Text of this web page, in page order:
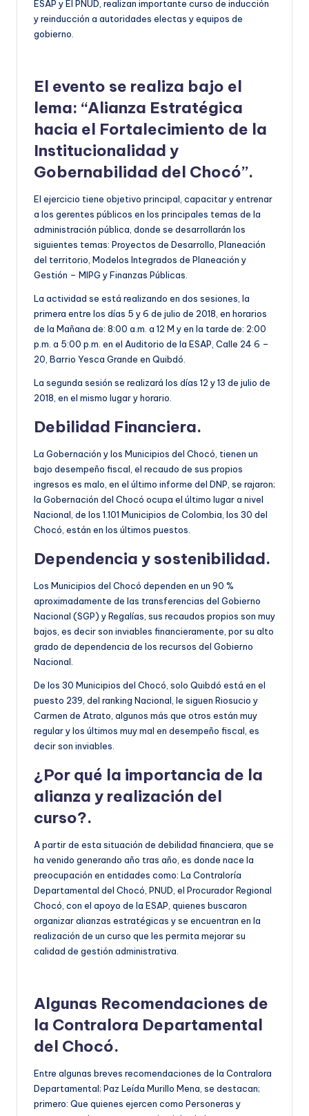
ESAP y El PNUD, realizan importante curso de inducción
y reinducción a autoridades electas y equipos de
gobierno.
El evento se realiza bajo el
lema: “Alianza Estratégica
hacia el Fortalecimiento de la
Institucionalidad y
Gobernabilidad del Chocó”.
El ejercicio tiene objetivo principal, capacitar y entrenar
a los gerentes públicos en los principales temas de la
administración pública, donde se desarrollarán los
siguientes temas: Proyectos de Desarrollo, Planeación
del territorio, Modelos Integrados de Planeación y
Gestión – MIPG y Finanzas Públicas.
La actividad se está realizando en dos sesiones, la
primera entre los días 5 y 6 de julio de 2018, en horarios
de la Mañana de: 8:00 a.m. a 12 M y en la tarde de: 2:00
p.m. a 5:00 p.m. en el Auditorio de la ESAP, Calle 24 6 –
20, Barrio Yesca Grande en Quibdó.
La segunda sesión se realizará los días 12 y 13 de julio de
2018, en el mismo lugar y horario.
Debilidad Financiera.
La Gobernación y los Municipios del Chocó, tienen un
bajo desempeño fiscal, el recaudo de sus propios
ingresos es malo, en el último informe del DNP, se rajaron;
la Gobernación del Chocó ocupa el último lugar a nivel
Nacional, de los 1.101 Municipios de Colombia, los 30 del
Chocó, están en los últimos puestos.
Dependencia y sostenibilidad.
Los Municipios del Chocó dependen en un 90 %
aproximadamente de las transferencias del Gobierno
Nacional (SGP) y Regalías, sus recaudos propios son muy
bajos, es decir son inviables financieramente, por su alto
grado de dependencia de los recursos del Gobierno
Nacional.
De los 30 Municipios del Chocó, solo Quibdó está en el
puesto 239, del ranking Nacional, le siguen Riosucio y
Carmen de Atrato, algunos más que otros están muy
regular y los últimos muy mal en desempeño fiscal, es
decir son inviables.
¿Por qué la importancia de la
alianza y realización del
curso?.
A partir de esta situación de debilidad financiera, que se
ha venido generando año tras año, es donde nace la
preocupación en entidades como: La Contraloría
Departamental del Chocó, PNUD, el Procurador Regional
Chocó, con el apoyo de la ESAP, quienes buscaron
organizar alianzas estratégicas y se encuentran en la
realización de un curso que les permita mejorar su
calidad de gestión administrativa.
Algunas Recomendaciones de
la Contralora Departamental
del Chocó.
Entre algunas breves recomendaciones de la Contralora
Departamental; Paz Leída Murillo Mena, se destacan;
primero: Que quienes ejercen como Personeras y